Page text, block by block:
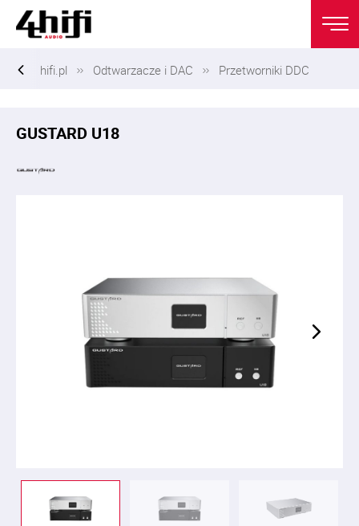
hifi.pl Odtwarzacze i DAC Przetworniki DDC
GUSTARD U18